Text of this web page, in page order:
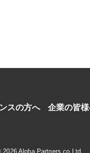
スの方へ 企業の皆
Alpha Partners co.Ltd.